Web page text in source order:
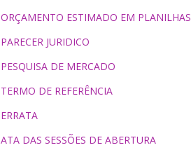
ORÇAMENTO ESTIMADO EM PLANILHAS
PARECER JURIDICO
PESQUISA DE MERCADO
TERMO DE REFERÊNCIA
ERRATA
ATA DAS SESSÕES DE ABERTURA